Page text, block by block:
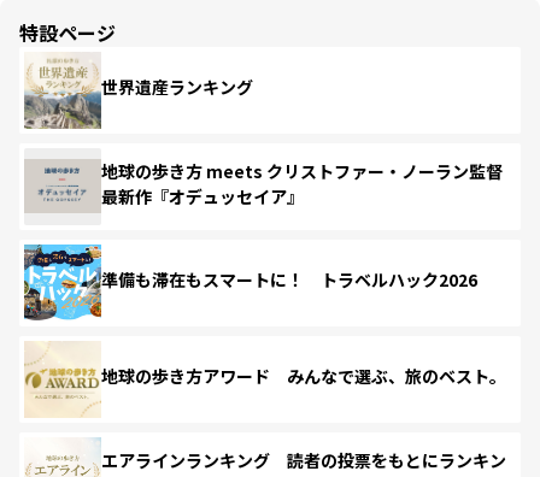
特設ページ
世界遺産ランキング
地球の歩き方 meets クリストファー・ノーラン監督
最新作『オデュッセイア』
準備も滞在もスマートに！ トラベルハック2026
地球の歩き方アワード みんなで選ぶ、旅のベスト。
エアラインランキング 読者の投票をもとにランキン